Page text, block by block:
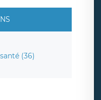
(36)